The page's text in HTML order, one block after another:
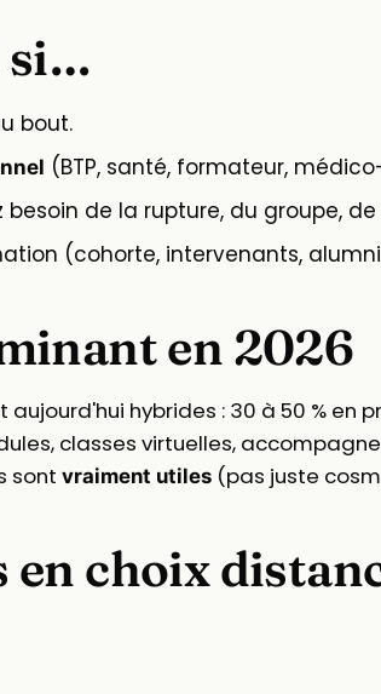
si…
bout.
(BTP, santé, formateur,
de la rupture, du groupe, de
(cohorte, intervenants,
en 2026
hybrides : 30 à 50 % en
classes virtuelles,
sont vraiment utiles (pas juste
en choix